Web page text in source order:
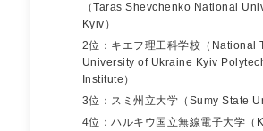
（Taras Shevchenko National
Kyiv）
2位：キエフ理工科学校（National
University of Ukraine Kyiv
Institute）
3位：スミ州立大学（Sumy State
4位：ハルキウ国立無線電子大学（